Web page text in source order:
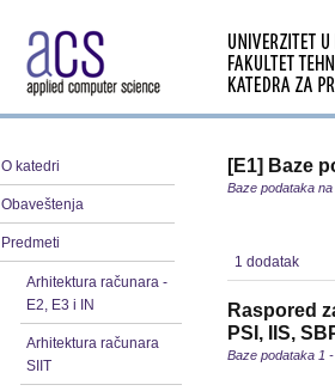
O katedri
Obaveštenja
Predmeti
Arhitektura računara -
E2, E3 i IN
Arhitektura računara
SIIT
[E1] Baze
Baze podataka
1 dodatak
Raspored
PSI, IIS,
Baze podataka 1